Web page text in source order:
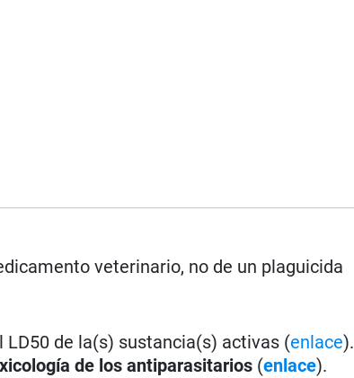
veterinario, no de un plaguicida
LD50 de la(s) sustancia(s) activas (enlace).
de los antiparasitarios (enlace).